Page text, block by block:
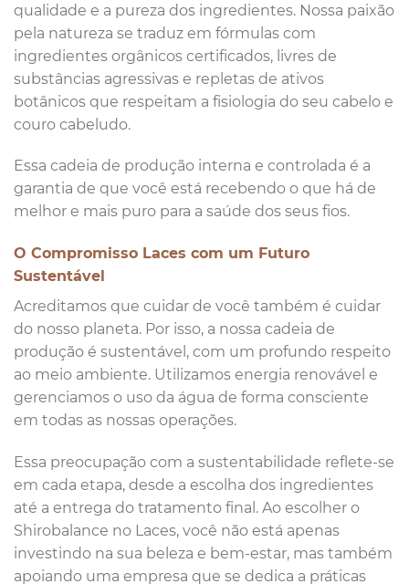
qualidade e a pureza dos ingredientes. Nossa paixão
pela natureza se traduz em fórmulas com
ingredientes orgânicos certificados, livres de
substâncias agressivas e repletas de ativos
botânicos que respeitam a fisiologia do seu cabelo e
couro cabeludo.
Essa cadeia de produção interna e controlada é a
garantia de que você está recebendo o que há de
melhor e mais puro para a saúde dos seus fios.
O Compromisso Laces com um Futuro
Sustentável
Acreditamos que cuidar de você também é cuidar
do nosso planeta. Por isso, a nossa cadeia de
produção é sustentável, com um profundo respeito
ao meio ambiente. Utilizamos energia renovável e
gerenciamos o uso da água de forma consciente
em todas as nossas operações.
Essa preocupação com a sustentabilidade reflete-se
em cada etapa, desde a escolha dos ingredientes
até a entrega do tratamento final. Ao escolher o
Shirobalance no Laces, você não está apenas
investindo na sua beleza e bem-estar, mas também
apoiando uma empresa que se dedica a práticas